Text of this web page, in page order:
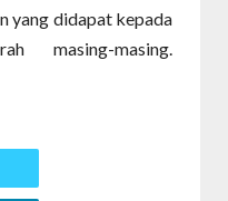
yang didapat kepada
masing-masing.